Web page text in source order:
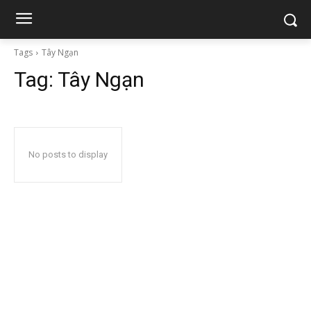
Tags Tây Ngạn
Tag: Tây Ngạn
No posts to display